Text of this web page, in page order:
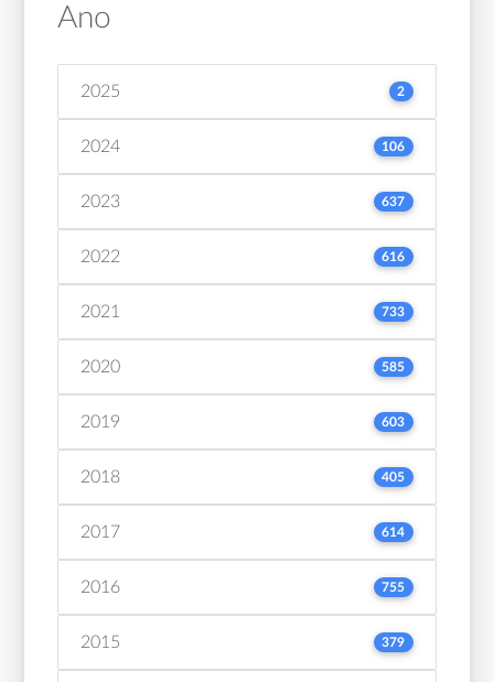
Ano
2025 2
2024 106
2023 637
2022 616
2021 733
2020 585
2019 603
2018 405
2017 614
2016 755
2015 379